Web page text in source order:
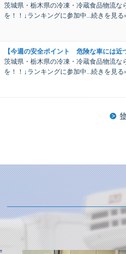
茨城県・栃木県の冷凍・冷蔵食品物流な
を！！↓ランキングに参加中...続きを見る
【今週の安全ポイント 危険な車には近
茨城県・栃木県の冷凍・冷蔵食品物流な
を！！↓ランキングに参加中...続きを見る